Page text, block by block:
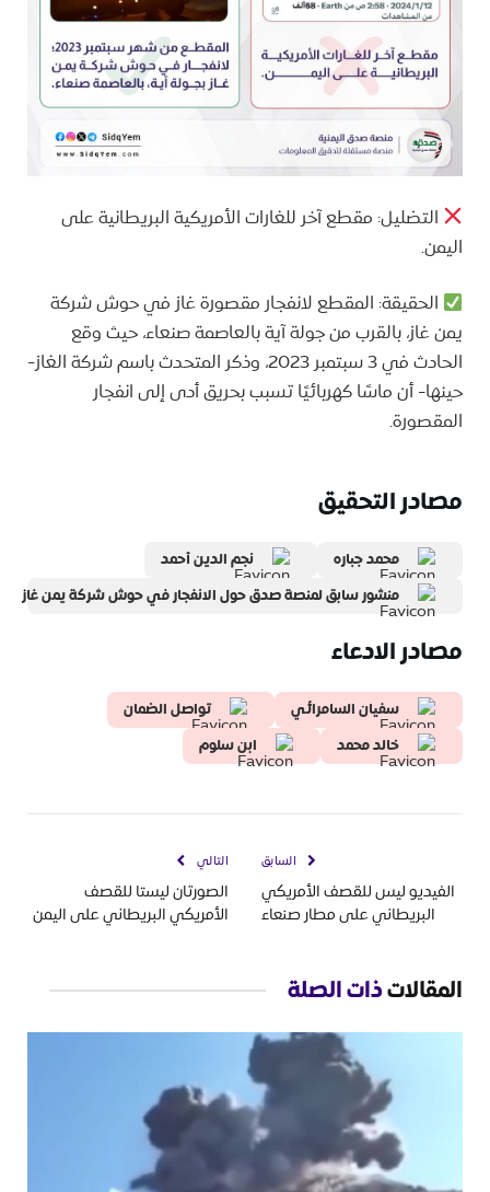
التضليل: مقطع آخر للغارات الأمريكية البريطانية على
اليمن.
الحقيقة: المقطع لانفجار مقصورة غاز في حوش شركة
يمن غاز، بالقرب من جولة آية بالعاصمة صنعاء، حيث وقع
الحادث في 3 سبتمبر 2023، وذكر المتحدث باسم شركة الغاز-
حينها- أن ماسًا كهربائيًا تسبب بحريق أدى إلى انفجار
المقصورة.
مصادر التحقيق
محمد جباره
نجم الدين أحمد
منشور سابق لمنصة صدق حول الانفجار في حوش شركة يمن غاز
مصادر الادعاء
سفيان السامرائي
تواصل الضمان
خالد محمد
ابن سلوم
السابق
الفيديو ليس للقصف الأمريكي
البريطاني على مطار صنعاء
التالي
الصورتان ليستا للقصف
الأمريكي البريطاني على اليمن
المقالاتذات الصلة